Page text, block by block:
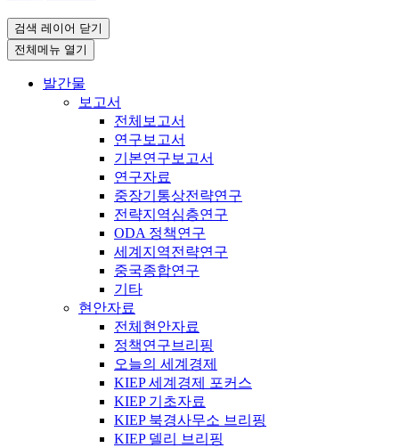
검색 레이어 닫기
전체메뉴 열기
발간물
보고서
전체보고서
연구보고서
기본연구보고서
연구자료
중장기통상전략연구
전략지역심층연구
ODA 정책연구
세계지역전략연구
중국종합연구
기타
현안자료
전체현안자료
정책연구브리핑
오늘의 세계경제
KIEP 세계경제 포커스
KIEP 기초자료
KIEP 북경사무소 브리핑
KIEP 델리 브리핑